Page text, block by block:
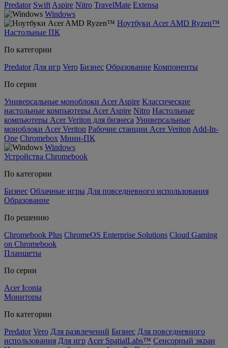
Predator Swift Aspire Nitro TravelMate Extensa
Windows
Ноутбуки Acer AMD Ryzen™
Настольные ПК
По категории
Predator Для игр Vero Бизнес Образование Компоненты
По серии
Универсальные моноблоки Acer Aspire Классические
настольные компьютеры Acer Aspire Nitro Настольные
компьютеры Acer Veriton для бизнеса Универсальные
моноблоки Acer Veriton Рабочие станции Acer Veriton Add-In-
One Chromebox Мини-ПК
Windows
Устройства Chromebook
По категории
Бизнес Облачные игры Для повседневного использования
Образование
По решению
Chromebook Plus ChromeOS Enterprise Solutions Cloud Gaming
on Chromebook
Планшеты
По серии
Acer Iconia
Мониторы
По категории
Predator Vero Для развлечений Бизнес Для повседневного
использования Для игр Acer SpatialLabs™ Сенсорный экран